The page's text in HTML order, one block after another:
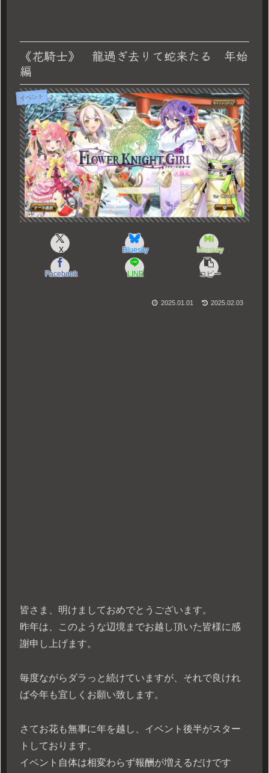
《花騎士》 龍過ぎ去りて蛇来たる 年始
編
イベント
X Bluesky Misskey
Facebook LINE コピー
2025.01.01 2025.02.03
皆さま、明けましておめでとうございます。
昨年は、このような辺境までお越し頂いた皆様に感
謝申し上げます。
毎度ながらダラっと続けていますが、それで良けれ
ば今年も宜しくお願い致します。
さてお花も無事に年を越し、イベント後半がスター
トしております。
イベント自体は相変わらず報酬が増えるだけです